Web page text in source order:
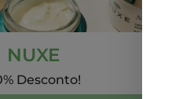
NUXE
Desconto!